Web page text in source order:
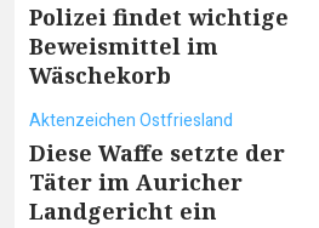
Polizei findet wichtige
Beweismittel im
Wäschekorb
Aktenzeichen Ostfriesland
Diese Waffe setzte der
Täter im Auricher
Landgericht ein